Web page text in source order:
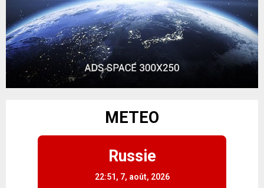
METEO
Russie
22:51, 7, août, 2026